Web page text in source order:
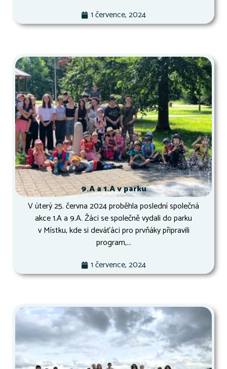
1 července, 2024
9.A a 1.A v parku
V úterý 25. června 2024 proběhla poslední společná
akce 1.A a 9.A. Žáci se společně vydali do parku
v Místku, kde si deváťáci pro prvňáky připravili
program,...
1 července, 2024